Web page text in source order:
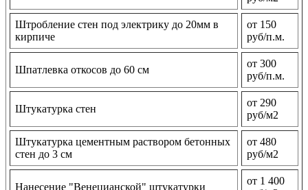
Штробление стен под электрику до 20мм в
кирпиче
от 150
руб/п.м.
Шпатлевка откосов до 60 см
от 300
руб/п.м.
Штукатурка стен
от 290
руб/м2
Штукатурка цементным раствором бетонных
стен до 3 см
от 480
руб/м2
Нанесение "Венецианской" штукатурки
от 1 400